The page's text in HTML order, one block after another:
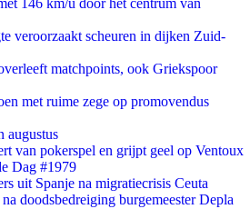
146 km/u door het centrum van
veroorzaakt scheuren in dijken Zuid-
matchpoints, ook Griekspoor
met ruime zege op promovendus
augustus
van pokerspel en grijpt geel op Ventoux
Dag #1979
uit Spanje na migratiecrisis Ceuta
doodsbedreiging burgemeester Depla